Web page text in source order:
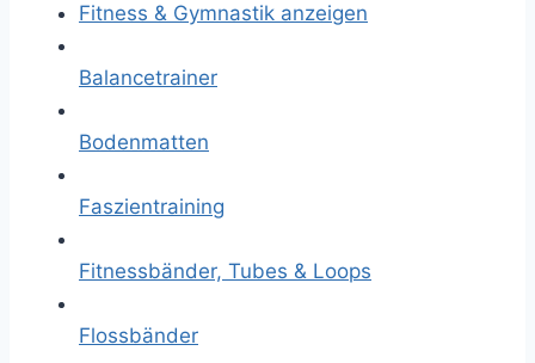
Fitness & Gymnastik anzeigen
Balancetrainer
Bodenmatten
Faszientraining
Fitnessbänder, Tubes & Loops
Flossbänder